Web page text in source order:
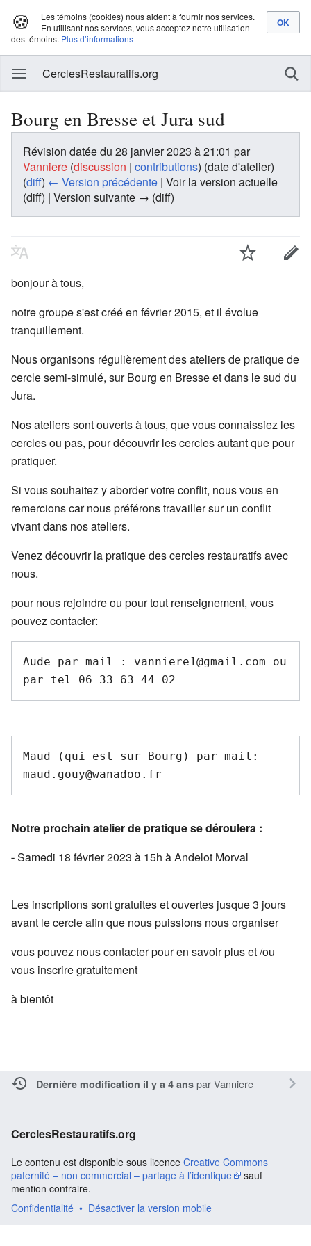
🍪
Les témoins (cookies) nous aident à fournir nos services.
En utilisant nos services, vous acceptez notre utilisation
des témoins. Plus d’informations
CerclesRestauratifs.org
Bourg en Bresse et Jura sud
Révision datée du 28 janvier 2023 à 21:01 par
Vanniere (discussion | contributions) (date d'atelier)
(diff) ← Version précédente | Voir la version actuelle
(diff) | Version suivante → (diff)
bonjour à tous,
notre groupe s'est créé en février 2015, et il évolue
tranquillement.
Nous organisons régulièrement des ateliers de pratique de
cercle semi-simulé, sur Bourg en Bresse et dans le sud du
Jura.
Nos ateliers sont ouverts à tous, que vous connaissiez les
cercles ou pas, pour découvrir les cercles autant que pour
pratiquer.
Si vous souhaitez y aborder votre conflit, nous vous en
remercions car nous préférons travailler sur un conflit
vivant dans nos ateliers.
Venez découvrir la pratique des cercles restauratifs avec
nous.
pour nous rejoindre ou pour tout renseignement, vous
pouvez contacter:
Aude par mail : vanniere1@gmail.com ou
Maud (qui est sur Bourg) par mail:
Notre prochain atelier de pratique se déroulera :
-Samedi 18 février 2023 à 15h à Andelot Morval
Les inscriptions sont gratuites et ouvertes jusque 3 jours
avant le cercle afin que nous puissions nous organiser
vous pouvez nous contacter pour en savoir plus et /ou
vous inscrire gratuitement
à bientôt
Dernière modification il y a 4 ansparVanniere
CerclesRestauratifs.org
Le contenu est disponible sous licence Creative Commons
paternité – non commercial – partage à l’identique
sauf
mention contraire.
Confidentialité
Désactiver la version mobile